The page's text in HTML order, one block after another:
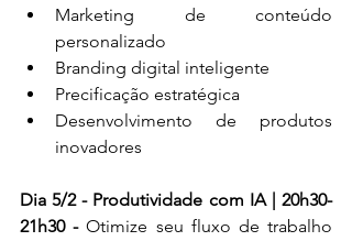
Marketing de conteúdo
personalizado
Branding digital inteligente
Precificação estratégica
Desenvolvimento de produtos
inovadores
Dia 5/2 - Produtividade com IA | 20h30-
21h30 - Otimize seu fluxo de trabalho